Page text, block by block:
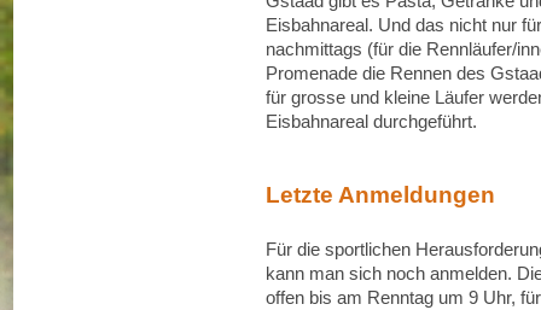
Eisbahnareal. Und das nicht nur
nachmittags (für die Rennläufer/
Promenade die Rennen des
für grosse und kleine Läufer
Eisbahnareal durchgeführt.
Letzte Anmeldungen
Für die sportlichen
kann man sich noch anmelden.
offen bis am Renntag um 9 Uhr,